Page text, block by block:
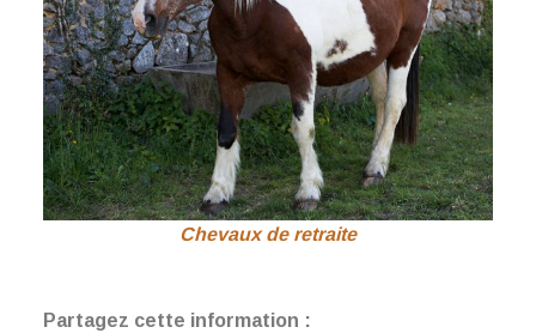
Chevaux de retraite
Partagez cette information :